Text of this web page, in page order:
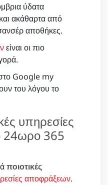
ύδατα
ακάθαρτα από
αποθήκες.
είναι οι πιο
στο Google my
του λόγου το
υπηρεσίες
24ωρο 365
ποιοτικές
αποφράξεων.